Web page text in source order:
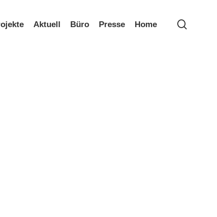
Aktuell Büro Presse Home